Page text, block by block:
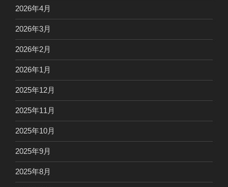
2026年4月
2026年3月
2026年2月
2026年1月
2025年12月
2025年11月
2025年10月
2025年9月
2025年8月